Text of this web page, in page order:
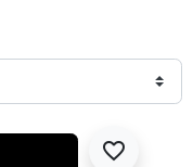
favorite_border